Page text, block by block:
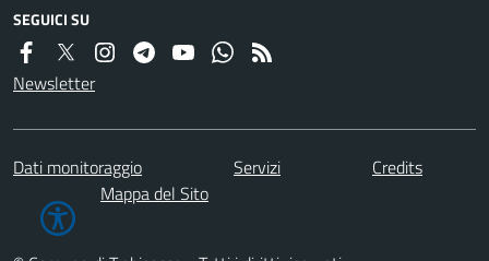
SEGUICI SU
Newsletter
Dati monitoraggio Servizi
Credits
Mappa del Sito